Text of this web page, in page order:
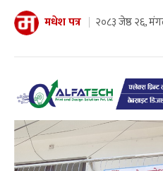
मधेश पत्र २०८३ जेष्ठ २६,